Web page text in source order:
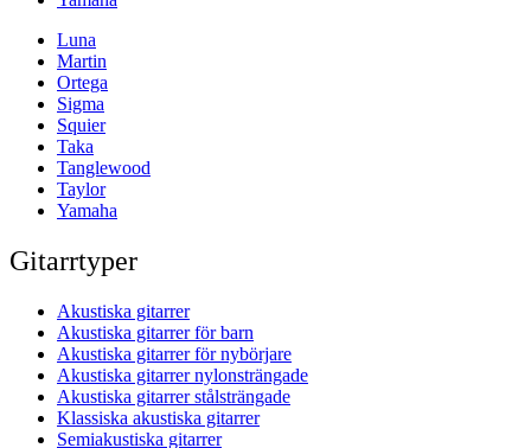
Luna
Martin
Ortega
Sigma
Squier
Taka
Tanglewood
Taylor
Yamaha
Gitarrtyper
Akustiska gitarrer
Akustiska gitarrer för barn
Akustiska gitarrer för nybörjare
Akustiska gitarrer nylonsträngade
Akustiska gitarrer stålsträngade
Klassiska akustiska gitarrer
Semiakustiska gitarrer